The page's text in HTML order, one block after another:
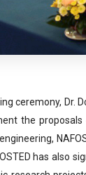
ceremony, Dr.
the
has also